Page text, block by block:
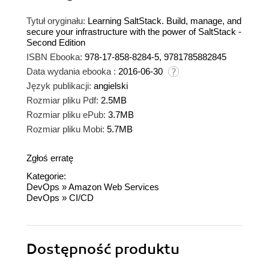
Tytuł oryginału: Learning SaltStack. Build, manage, and
secure your infrastructure with the power of SaltStack -
Second Edition
ISBN Ebooka: 978-17-858-8284-5, 9781785882845
Data wydania ebooka : 2016-06-30
Język publikacji: angielski
Rozmiar pliku Pdf: 2.5MB
Rozmiar pliku ePub: 3.7MB
Rozmiar pliku Mobi: 5.7MB
Zgłoś erratę
Kategorie:
DevOps »Amazon Web Services
DevOps » CI/CD
Dostępność produktu